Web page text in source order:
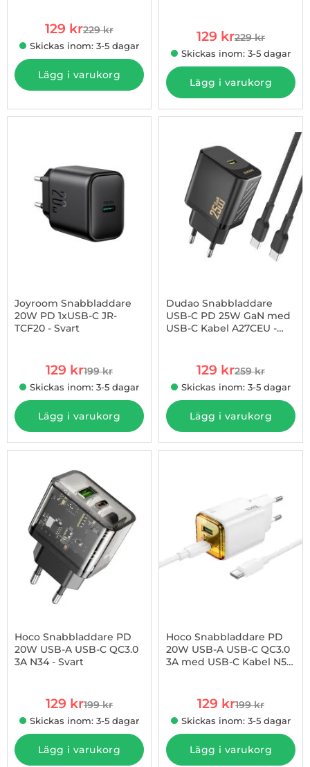
rea pris
129 krtidigare pris
229 kr
Skickas inom: 3-5 dagar
Lägg i varukorg
rea pris
129 krtidigare pris
229 kr
Skickas inom: 3-5 dagar
Lägg i varukorg
Joyroom Snabbladdare
20W PD 1xUSB-C JR-
TCF20 - Svart
rea pris
129 krtidigare pris
199 kr
Skickas inom: 3-5 dagar
Lägg i varukorg
Dudao Snabbladdare
USB-C PD 25W GaN med
USB-C Kabel A27CEU -
rea pris
129 krtidigare pris
259 kr
Skickas inom: 3-5 dagar
Lägg i varukorg
Hoco Snabbladdare PD
20W USB-A USB-C QC3.0
3A N34 - Svart
rea pris
129 krtidigare pris
199 kr
Skickas inom: 3-5 dagar
Lägg i varukorg
Hoco Snabbladdare PD
20W USB-A USB-C QC3.0
3A med USB-C Kabel N52
rea pris
129 krtidigare pris
199 kr
Skickas inom: 3-5 dagar
Lägg i varukorg